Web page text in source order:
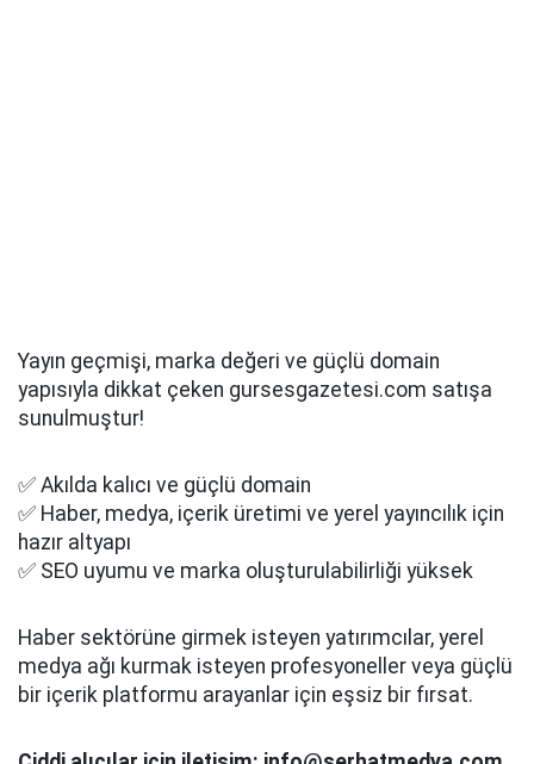
Yayın geçmişi, marka değeri ve güçlü domain
yapısıyla dikkat çeken gursesgazetesi.com satışa
sunulmuştur!
✅ Akılda kalıcı ve güçlü domain
✅ Haber, medya, içerik üretimi ve yerel yayıncılık için
hazır altyapı
✅ SEO uyumu ve marka oluşturulabilirliği yüksek
Haber sektörüne girmek isteyen yatırımcılar, yerel
medya ağı kurmak isteyen profesyoneller veya güçlü
bir içerik platformu arayanlar için eşsiz bir fırsat.